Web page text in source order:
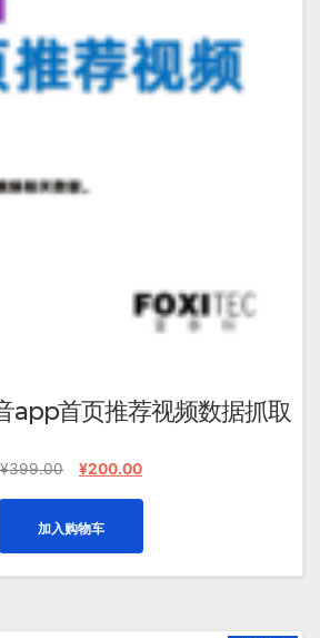
app首页推荐视频数据抓取
¥399.00
原
¥399.00。
¥200.00当
为：
¥200.00。
加入购物车